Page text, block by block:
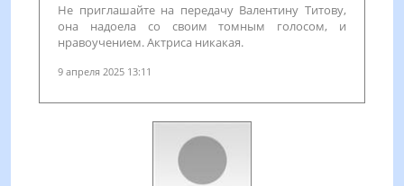
Не приглашайте на передачу Валентину Титову,
она надоела со своим томным голосом, и
нравоучением. Актриса никакая.
9 апреля 2025 13:11